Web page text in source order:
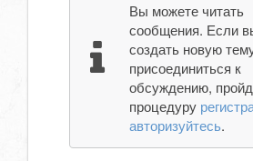
Вы можете читать
сообщения. Если
создать новую
присоединиться к
обсуждению,
процедуру
авторизуйтесь.